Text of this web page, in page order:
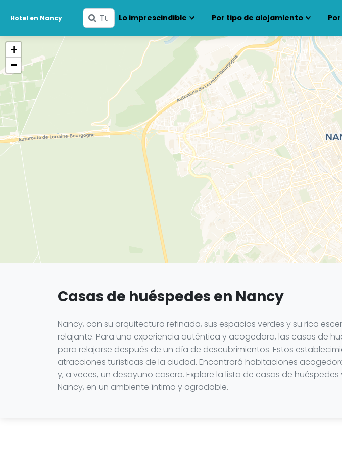
Hotel en Nancy
Ingresa
tus
Lo imprescindible Por tipo de alojamiento
+
−
Casas de huéspedes en Nancy
Nancy, con su arquitectura refinada, sus espacios verdes y su rica
relajante. Para una experiencia auténtica y acogedora, las casas de
para relajarse después de un día de descubrimientos. Estos
atracciones turísticas de la ciudad. Encontrará habitaciones
y, a veces, un desayuno casero. Explore la lista de casas de
Nancy, en un ambiente íntimo y agradable.